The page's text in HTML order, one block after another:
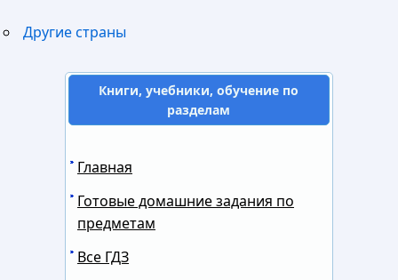
Другие страны
Книги, учебники, обучение по
разделам
Главная
Готовые домашние задания по
предметам
Все ГДЗ